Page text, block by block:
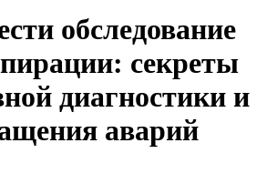
обследование
секреты
диагностики и
аварий